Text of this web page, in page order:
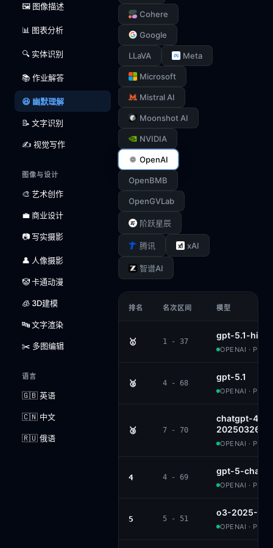
🖼️ 图像描述
📊 图表分析
🔍 实体识别
📚 作业解答
😆 幽默理解
📝 文字识别
✍️ 视觉写作
图像与设计
🎨 艺术创作
💼 商业设计
📷 写实摄影
👤 人像摄影
🤡 卡通动漫
🧊 3D建模
🔤 文字渲染
✂️ 多图编辑
语言
🇬🇧 英语
🇨🇳 中文
🇷🇺 俄语
Cohere
Google
LLaVA Meta
Microsoft
Mistral AI
Moonshot AI
NVIDIA
OpenAI
OpenBMB
OpenGVLab
阶跃星辰
腾讯 xAI
智谱AI
排名 名次区间 模型
🥇 1 - 37
gpt-5.1-high
OPENAI ·
🥈 4 - 68
gpt-5.1
OPENAI ·
🥉 7 - 70
chatgpt-4o-
20250326
OPENAI ·
4 4 - 69
gpt-5-chat
OPENAI ·
5 5 - 51
o3-2025-
OPENAI ·